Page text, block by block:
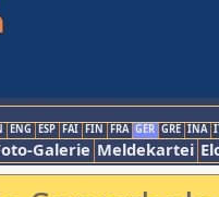
ENG ESP FAI FIN FRA GER GRE INA
Galerie Meldekartei